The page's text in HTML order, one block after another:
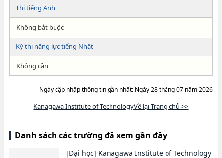
Thi tiếng Anh
Không bắt buộc
Kỳ thi năng lực tiếng Nhật
Không cần
Ngày cập nhập thông tin gần nhất: Ngày 28 tháng 07 năm 2026
Kanagawa Institute of TechnologyVề lại Trang chủ >>
Danh sách các trường đã xem gần đây
[Đại học] Kanagawa Institute of Technology